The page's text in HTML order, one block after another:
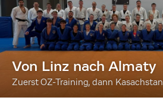
Von Linz nach Almaty
Zuerst OZ-Training, dann Kasachstan